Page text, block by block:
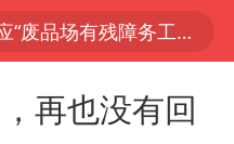
佛山回应“废品场有残障务工人员”
李亚鹏向地铁吐血女孩捐99999元
再也没有回